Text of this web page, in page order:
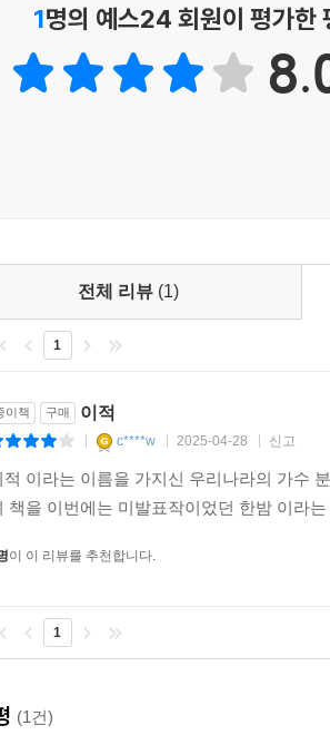
1명의 예스24 회원이 평가한
전체 리뷰 (1)
1
이책 구매 이적
c****w 2025-04-28 신고
적 이라는 이름을 가지신 우리나라의 가수
책을 이번에는 미발표작이었던 한밤 이라
이 이 리뷰를 추천합니다.
1
(1건)